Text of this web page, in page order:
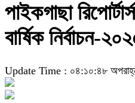
পাইকগাছা
বার্ষিক নির্বাচন-
Update Time : ০৪:১০:৪৮